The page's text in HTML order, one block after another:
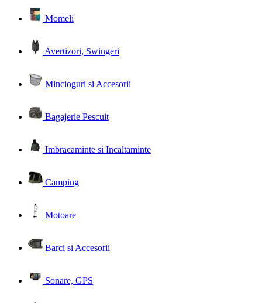
Momeli
Avertizori, Swingeri
Mincioguri si Accesorii
Bagajerie Pescuit
Imbracaminte si Incaltaminte
Camping
Motoare
Barci si Accesorii
Sonare, GPS